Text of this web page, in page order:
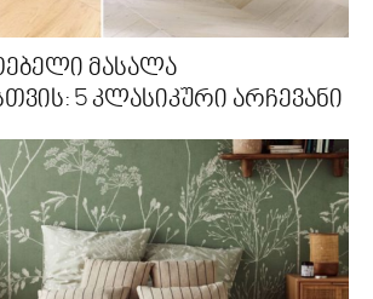
მასალა
5 კლასიკური არჩევანი